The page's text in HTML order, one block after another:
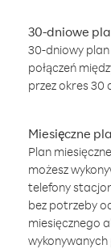
30-dniowe
30-dniowy
połączeń
przez okres 30
Miesięczne
Plan
możesz
telefony
bez potrzeby
miesięcznego
wykonywanych